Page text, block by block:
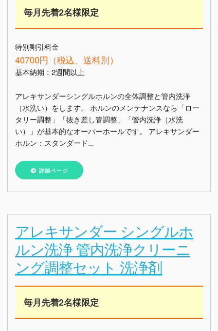
毎月先着2名様限定
特別割引料金
40700円（税込、送料別）
基本納期：2週間以上
アレキサンダーシングルホルンの全体調整と管内洗浄
（水洗い）をします。 ホルンのメンテナンスなら「ロー
タリー調整」「抜き差し管調整」「管内洗浄（水洗
い）」が基本的なオーバーホールです。 アレキサンダー
ホルン：スタンダード...
詳細ページ
アレキサンダー シングルホ
ルン洗浄 管内洗浄クリーニ
ング調整セット 洗浄剤
毎月先着2名様限定